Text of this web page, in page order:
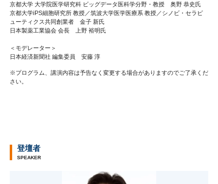
京都大学 大学院医学研究科 ビッグデータ医科学分野・教授 奥野 恭史氏
京都大学iPS細胞研究所 教授／筑波大学医学医療系 教授／シノビ・セラピ
ューティクス共同創業者 金子 新氏
日本製薬工業協会 会長 上野 裕明氏
＜モデレーター＞
日本経済新聞社 編集委員 安藤 淳
※プログラム、講演内容は予告なく変更する場合がありますのでご了承くだ
さい。
登壇者
SPEAKER